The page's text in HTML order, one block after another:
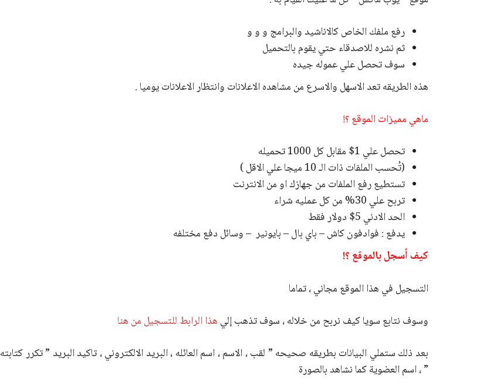
رفع ملفك الخاص كالاناشيد والبرامج و و و
ثم نشره للاصدقاء حتي يقوم بالتحميل
سوف تحصل علي عموله جيده
هذه الطريقه تعد الاسهل والاسرع من مشاهده الاعلانات وانتظار الاعلانات يوميا .
ماهي مميزات الموقع ؟!
تحصل علي 1$ مقابل كل 1000 تحميله
(تُحسب الملفات ذات الـ 10 ميجا علي الاقل )
تستطيع رفع الملفات من جهازك او من الانترنت
تربح علي 30% من كل عمليه شراء
الحد الادني 5$ دولار فقط
يدفع : فوادفون كاش – باي بال –بايونير –وسائل دفع مختلفه
كيف أسجل بالموقع ؟!
التسجيل في هذا الموقع مجاني ، تماما
وسوف نتابع سويا كيف نربح من خلاله ، سوف تذهب إلي هذا الرابط للتسجيل من هنا
بعد ذلك ستملي البيانات بطريقه صحيحه ” لقب ، الاسم ، اسم العائله ، البريد الالكتروني ، تاكيد البريد ” تكرر كتابته
” ، اسم العضوية كما نشاهد بالصورة